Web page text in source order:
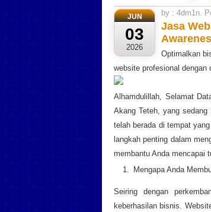
JUN
03
2026
by : 4dm1n.
Jasa
Optimalkan
website profesional dengan
Alhamdulillah, Selamat
Akang Teteh, yang
telah berada di tempat
langkah penting dalam
membantu Anda mencapai
Mengapa Anda
Seiring dengan
keberhasilan bisnis.